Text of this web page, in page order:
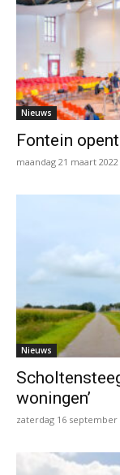
Nieuws
Fontein
maandag 21 maart 2022
Nieuws
woningen’
zaterdag 16 september